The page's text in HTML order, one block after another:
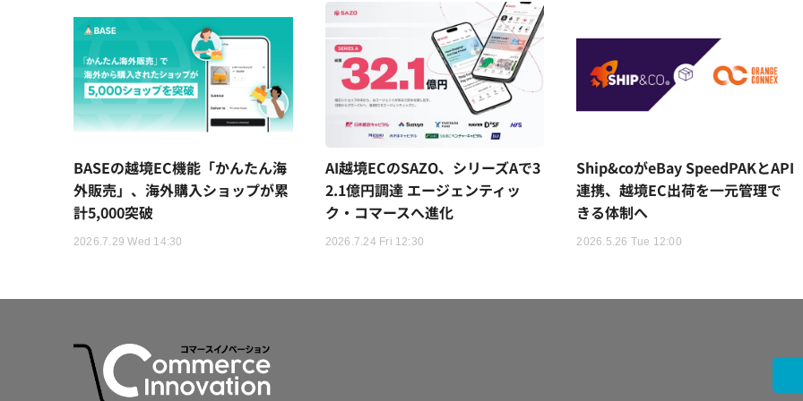
BASEの越境EC機能「かんたん海
外販売」、海外購入ショップが累
計5,000突破
2026.7.29 Wed 14:30
AI越境ECのSAZO、シリーズAで3
2.1億円調達 エージェンティッ
ク・コマースへ進化
2026.7.24 Fri 12:30
Ship&coがeBay SpeedPAKとAPI
連携、越境EC出荷を一元管理で
きる体制へ
2026.5.26 Tue 12:00